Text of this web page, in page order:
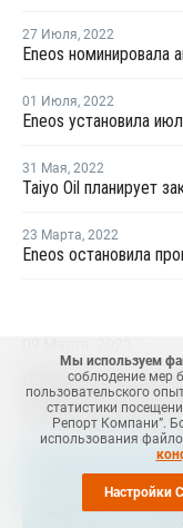
27 Июля, 2022
01 Июля, 2022
31 Мая, 2022
Taiyo Oil планирует
23 Марта, 2022
США выросли
Мы используем
соблюдение мер
пользовательского
статистики
Репорт Компани”.
использования
Настройки